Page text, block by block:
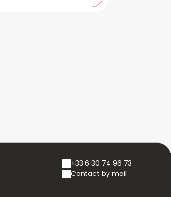
+33 6 30 74 96 73
Contact by mail